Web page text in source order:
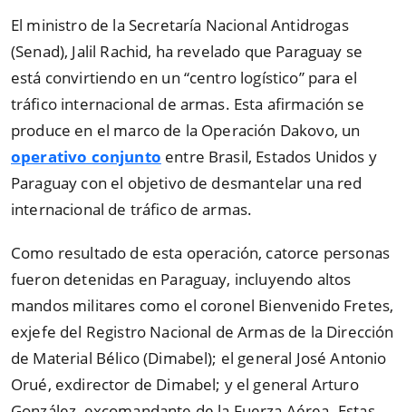
El ministro de la Secretaría Nacional Antidrogas
(Senad), Jalil Rachid, ha revelado que Paraguay se
está convirtiendo en un “centro logístico” para el
tráfico internacional de armas. Esta afirmación se
produce en el marco de la Operación Dakovo, un
operativo conjunto entre Brasil, Estados Unidos y
Paraguay con el objetivo de desmantelar una red
internacional de tráfico de armas.
Como resultado de esta operación, catorce personas
fueron detenidas en Paraguay, incluyendo altos
mandos militares como el coronel Bienvenido Fretes,
exjefe del Registro Nacional de Armas de la Dirección
de Material Bélico (Dimabel); el general José Antonio
Orué, exdirector de Dimabel; y el general Arturo